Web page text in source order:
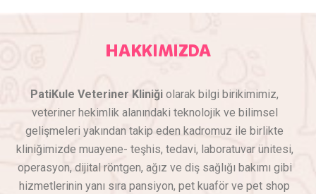
HAKKIMIZDA
PatiKule Veteriner Kliniği olarak bilgi birikimimiz,
veteriner hekimlik alanındaki teknolojik ve bilimsel
gelişmeleri yakından takip eden kadromuz ile birlikte
kliniğimizde muayene- teşhis, tedavi, laboratuvar ünitesi,
operasyon, dijital röntgen, ağız ve diş sağlığı bakımı gibi
hizmetlerinin yanı sıra pansiyon, pet kuaför ve pet shop